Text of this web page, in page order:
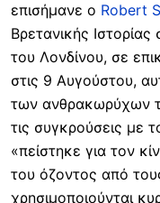
επισήμανε ο Robert
Βρετανικής
του Λονδίνου, σε
στις 9 Αυγούστου,
των ανθρακωρύχων
τις συγκρούσεις με
«πείστηκε για τον
του όζοντος από
χρησιμοποιούνται